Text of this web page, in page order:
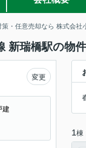
・任意売却なら 株式会社
新瑞橋駅の物
1棟
変更
建